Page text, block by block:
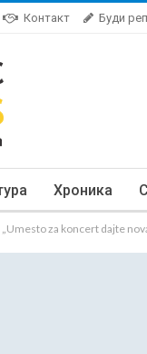
Контакт Буди
Хроника
za koncert dajte